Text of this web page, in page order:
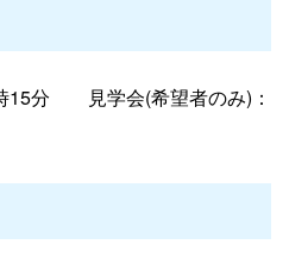
15分 見学会(希望者のみ)：